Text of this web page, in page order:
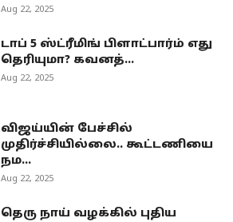
Aug 22, 2025
டாப் 5 ஸ்ட்ரீமிங் பிளாட்பார்ம் எது
தெரியுமா? கவனத்...
Aug 22, 2025
விஜய்யின் பேச்சில்
முதிர்ச்சியில்லை.. கூட்டணியை
நம...
Aug 22, 2025
தெரு நாய் வழக்கில் புதிய